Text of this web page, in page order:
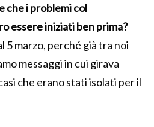
che i problemi col
essere iniziati ben prima?
5 marzo, perché già tra noi
messaggi in cui girava
che erano stati isolati per il